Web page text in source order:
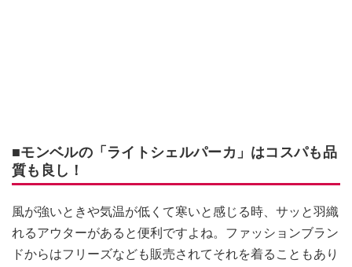
■モンベルの「ライトシェルパーカ」はコスパも品
質も良し！
風が強いときや気温が低くて寒いと感じる時、サッと羽織
れるアウターがあると便利ですよね。ファッションブラン
ドからはフリーズなども販売されてそれを着ることもあり